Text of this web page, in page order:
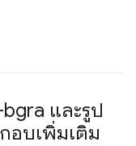
และรูป
อบเพิ่มเติม